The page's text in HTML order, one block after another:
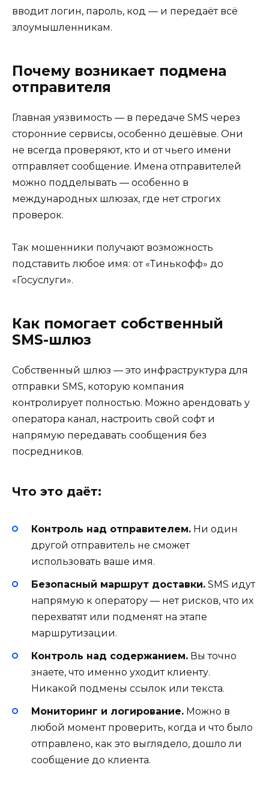
вводит логин, пароль, код — и передаёт всё
злоумышленникам.
Почему возникает подмена
отправителя
Главная уязвимость — в передаче SMS через
сторонние сервисы, особенно дешёвые. Они
не всегда проверяют, кто и от чьего имени
отправляет сообщение. Имена отправителей
можно подделывать — особенно в
международных шлюзах, где нет строгих
проверок.
Так мошенники получают возможность
подставить любое имя: от «Тинькофф» до
«Госуслуги».
Как помогает собственный
SMS-шлюз
Собственный шлюз — это инфраструктура для
отправки SMS, которую компания
контролирует полностью. Можно арендовать у
оператора канал, настроить свой софт и
напрямую передавать сообщения без
посредников.
Что это даёт:
Контроль над отправителем. Ни один
другой отправитель не сможет
использовать ваше имя.
Безопасный маршрут доставки. SMS идут
напрямую к оператору — нет рисков, что их
перехватят или подменят на этапе
маршрутизации.
Контроль над содержанием. Вы точно
знаете, что именно уходит клиенту.
Никакой подмены ссылок или текста.
Мониторинг и логирование. Можно в
любой момент проверить, когда и что было
отправлено, как это выглядело, дошло ли
сообщение до клиента.